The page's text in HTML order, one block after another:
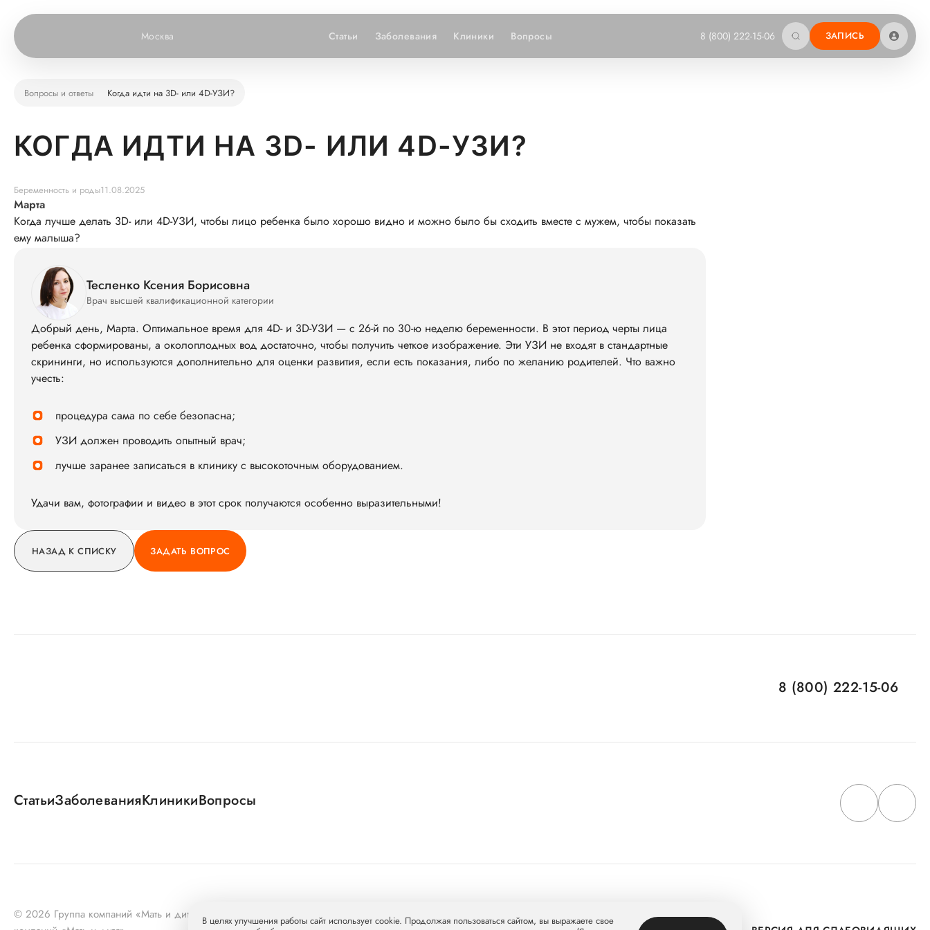
Москва Статьи Заболевания Клиники Вопросы 8 (800) 222-15-06 ЗАПИСЬ
Вопросы и ответы Когда идти на 3D- или 4D-УЗИ?
КОГДА ИДТИ НА 3D- ИЛИ 4D-УЗИ?
Беременность и роды11.08.2025
Марта
Когда лучше делать 3D- или 4D-УЗИ, чтобы лицо ребенка было хорошо видно и можно было бы сходить вместе с мужем, чтобы показать
ему малыша?
Тесленко Ксения Борисовна
Врач высшей квалификационной категории
Добрый день, Марта. Оптимальное время для 4D- и 3D-УЗИ — с 26-й по 30-ю неделю беременности. В этот период черты лица
ребенка сформированы, а околоплодных вод достаточно, чтобы получить четкое изображение. Эти УЗИ не входят в стандартные
скрининги, но используются дополнительно для оценки развития, если есть показания, либо по желанию родителей. Что важно
учесть:
процедура сама по себе безопасна;
УЗИ должен проводить опытный врач;
лучше заранее записаться в клинику с высокоточным оборудованием.
Удачи вам, фотографии и видео в этот срок получаются особенно выразительными!
НАЗАД К СПИСКУ ЗАДАТЬ ВОПРОС
8 (800) 222-15-06
СтатьиЗаболеванияКлиникиВопросы
© 2026 Группа компаний «Мать и дитя» МКПАО «МД Медикал Груп» mcclinics.ru . Все права защищены. ООО «ХАВЕН» входит в Группу
В целях улучшения работы сайт использует cookie. Продолжая пользоваться сайтом, вы выражаете свое